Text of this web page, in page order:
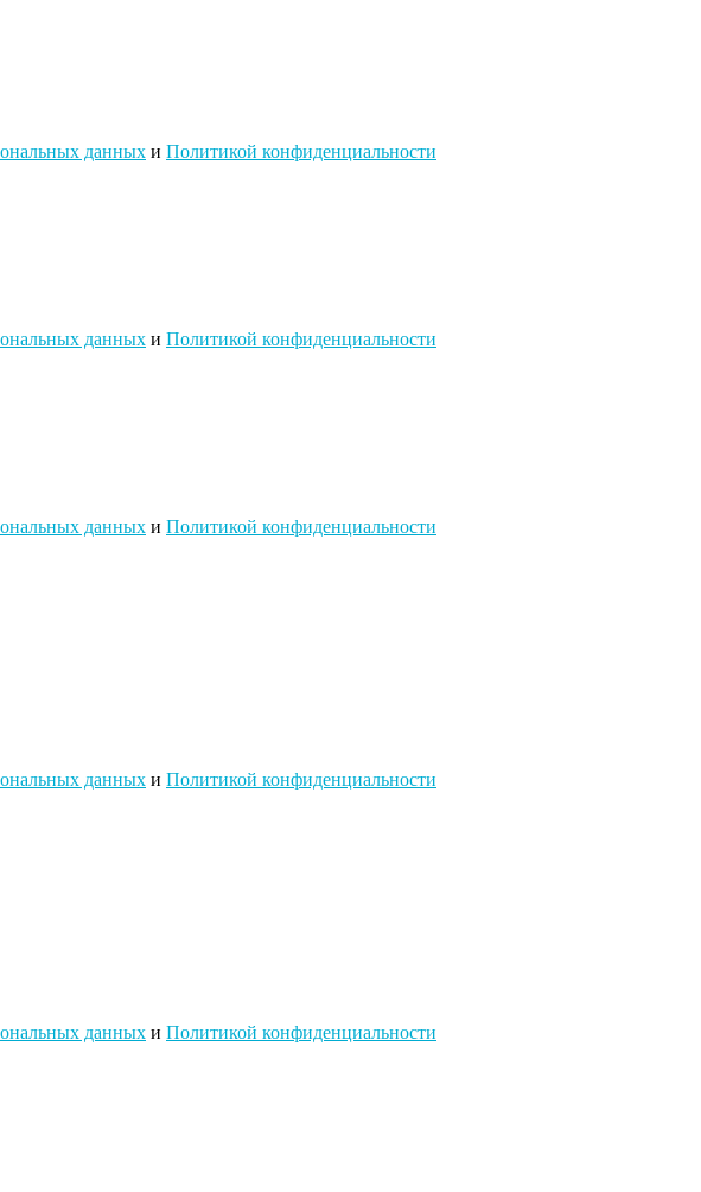
данных и Политикой конфиденциальности
данных и Политикой конфиденциальности
данных и Политикой конфиденциальности
данных и Политикой конфиденциальности
данных и Политикой конфиденциальности